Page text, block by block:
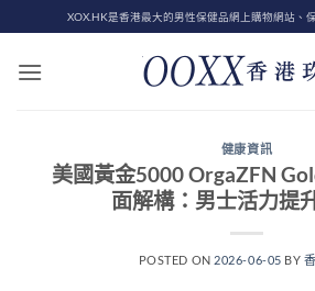
to
content
XOX.HK是香港最大的男性保健品網上購物網站、
健康資訊
美國黃金5000 OrgaZFN
面解構：男士活力提
POSTED ON 2026-06-05 BY